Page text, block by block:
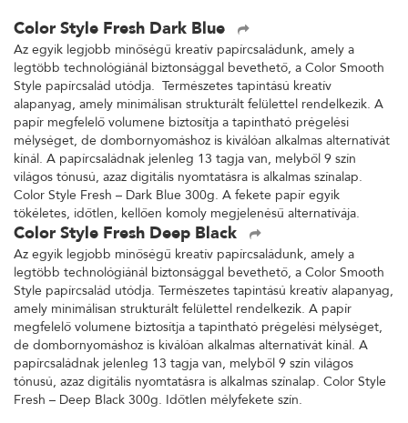
Color Style Fresh Dark Blue
Az egyik legjobb minőségű kreatív papírcsaládunk, amely a
legtöbb technológiánál biztonsággal bevethető, a Color Smooth
Style papírcsalád utódja. Természetes tapintású kreatív
alapanyag, amely minimálisan strukturált felülettel rendelkezik. A
papír megfelelő volumene biztosítja a tapintható prégelési
mélységet, de dombornyomáshoz is kiválóan alkalmas alternatívát
kínál. A papírcsaládnak jelenleg 13 tagja van, melyből 9 szín
világos tónusú, azaz digitális nyomtatásra is alkalmas színalap.
Color Style Fresh – Dark Blue 300g. A fekete papír egyik
tökéletes, időtlen, kellően komoly megjelenésű alternatívája.
Color Style Fresh Deep Black
Az egyik legjobb minőségű kreatív papírcsaládunk, amely a
legtöbb technológiánál biztonsággal bevethető, a Color Smooth
Style papírcsalád utódja. Természetes tapintású kreatív alapanyag,
amely minimálisan strukturált felülettel rendelkezik. A papír
megfelelő volumene biztosítja a tapintható prégelési mélységet,
de dombornyomáshoz is kiválóan alkalmas alternatívát kínál. A
papírcsaládnak jelenleg 13 tagja van, melyből 9 szín világos
tónusú, azaz digitális nyomtatásra is alkalmas színalap. Color Style
Fresh – Deep Black 300g. Időtlen mélyfekete szín.